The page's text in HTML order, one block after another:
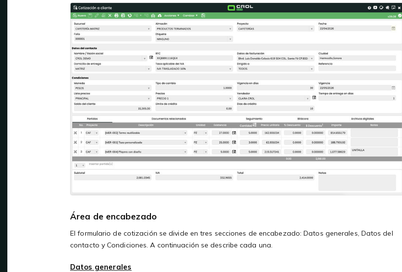
Área de encabezado
El formulario de cotización se divide en tres secciones de encabezado: Datos generales, Datos del
contacto y Condiciones. A continuación se describe cada una.
Datos generales